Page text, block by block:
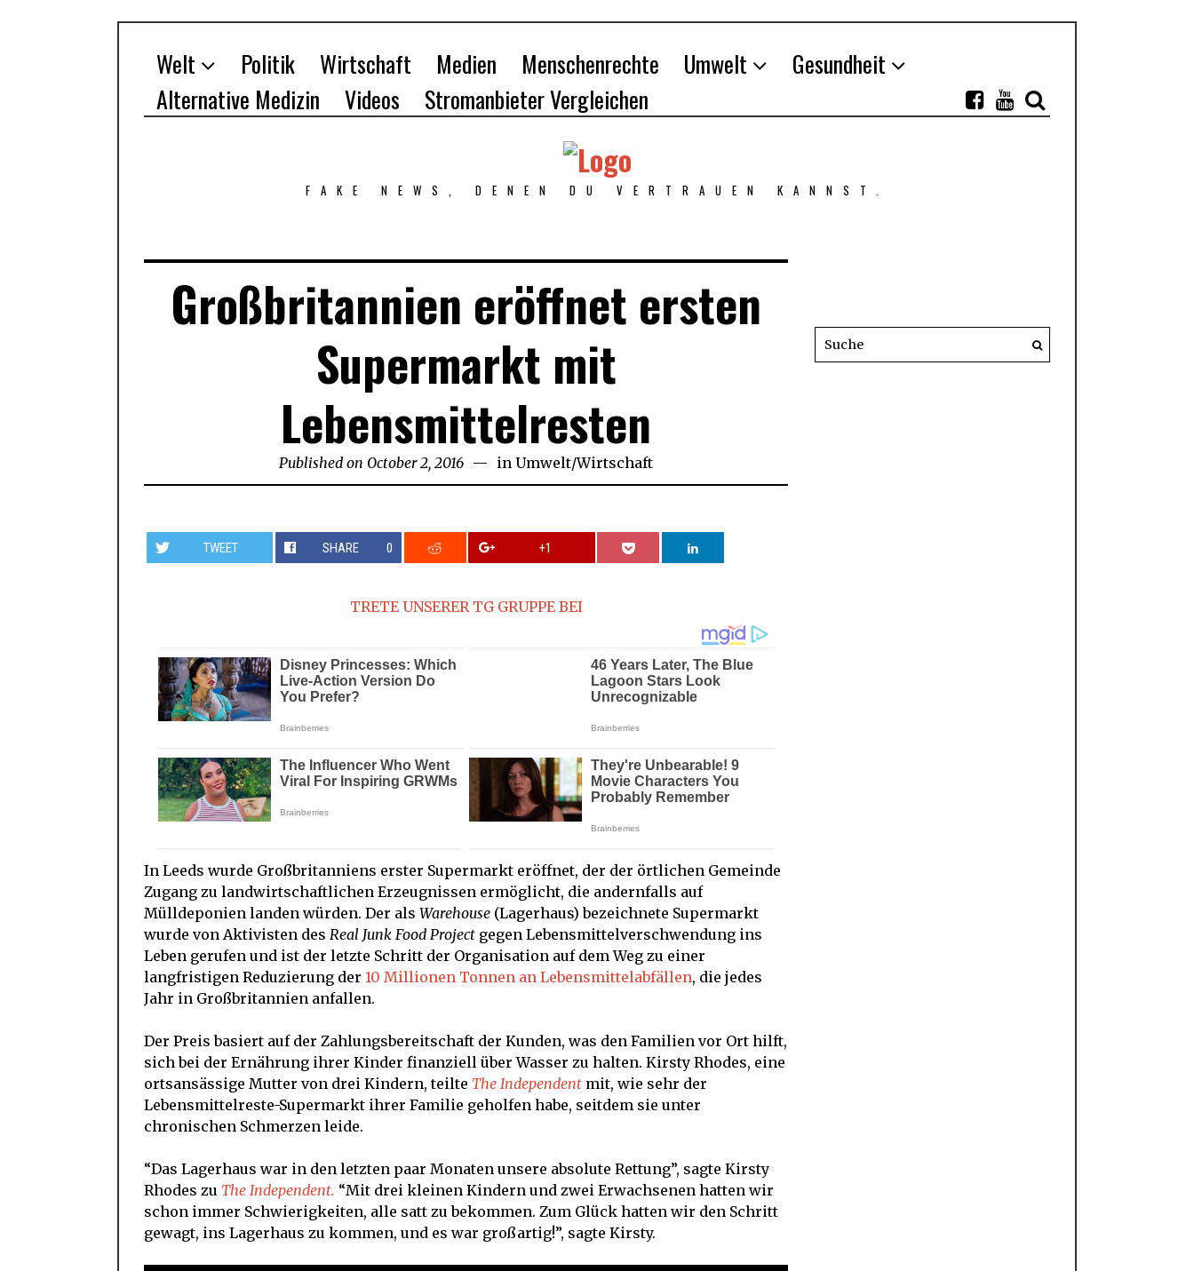
Welt Politik Wirtschaft Medien Menschenrechte Umwelt
Gesundheit
Alternative Medizin
Videos Stromanbieter Vergleichen
FAKE NEWS, DENEN DU VERTRAUEN KANNST.
Großbritannien eröffnet ersten
Supermarkt mit
Lebensmittelresten
Published on October 2, 2016 October
2,
in Umwelt/Wirtschaft
TWEET SHARE 0 +1
TRETE UNSERER TG GRUPPE BEI
In Leeds wurde Großbritanniens erster Supermarkt eröffnet, der der örtlichen Gemeinde
Zugang zu landwirtschaftlichen Erzeugnissen ermöglicht, die andernfalls auf
Mülldeponien landen würden. Der als Warehouse (Lagerhaus) bezeichnete Supermarkt
wurde von Aktivisten des Real Junk Food Project gegen Lebensmittelverschwendung ins
Leben gerufen und ist der letzte Schritt der Organisation auf dem Weg zu einer
langfristigen Reduzierung der 10 Millionen Tonnen an Lebensmittelabfällen, die jedes
Jahr in Großbritannien anfallen.
Der Preis basiert auf der Zahlungsbereitschaft der Kunden, was den Familien vor Ort hilft,
sich bei der Ernährung ihrer Kinder finanziell über Wasser zu halten. Kirsty Rhodes, eine
ortsansässige Mutter von drei Kindern, teilte The Independent mit, wie sehr der
Lebensmittelreste-Supermarkt ihrer Familie geholfen habe, seitdem sie unter
chronischen Schmerzen leide.
“Das Lagerhaus war in den letzten paar Monaten unsere absolute Rettung”, sagte Kirsty
Rhodes zu The Independent. “Mit drei kleinen Kindern und zwei Erwachsenen hatten wir
schon immer Schwierigkeiten, alle satt zu bekommen. Zum Glück hatten wir den Schritt
gewagt, ins Lagerhaus zu kommen, und es war großartig!”, sagte Kirsty.